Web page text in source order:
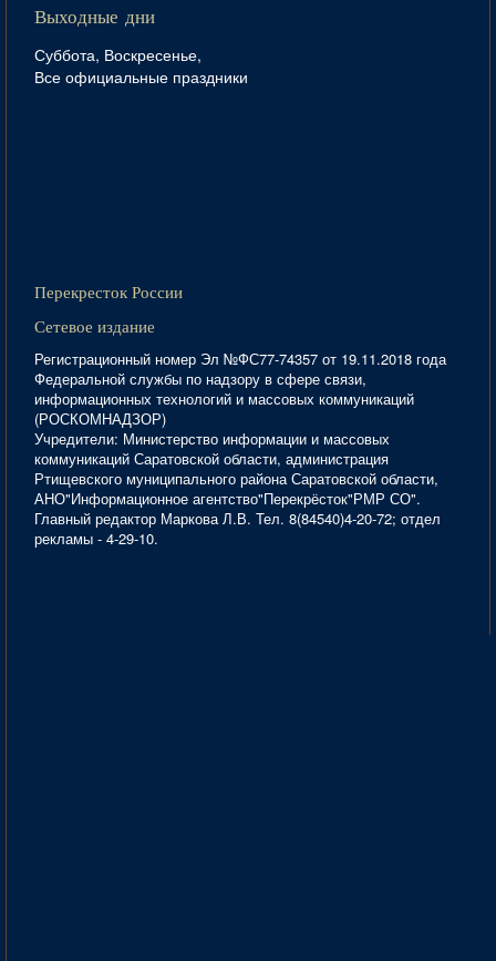
Выходные дни
Суббота, Воскресенье,
Все официальные праздники
Перекресток России
Сетевое издание
Регистрационный номер Эл №ФС77-74357 от 19.11.2018 года
Федеральной службы по надзору в сфере связи,
информационных технологий и массовых коммуникаций
(РОСКОМНАДЗОР)
Учредители: Министерство информации и массовых
коммуникаций Саратовской области, администрация
Ртищевского муниципального района Саратовской области,
АНО"Информационное агентство"Перекрёсток"РМР СО".
Главный редактор Маркова Л.В. Тел. 8(84540)4-20-72; отдел
рекламы - 4-29-10.